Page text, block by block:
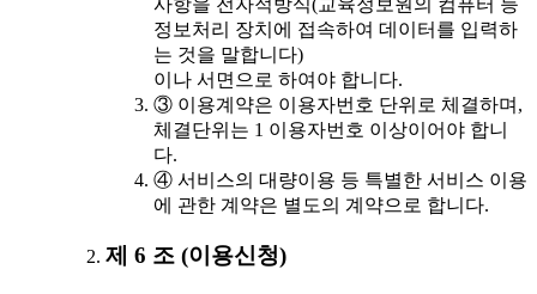
정보처리 장치에 접속하여 데이터를 입력하
는 것을 말합니다)
이나 서면으로 하여야 합니다.
③ 이용계약은 이용자번호 단위로 체결하며,
체결단위는 1 이용자번호 이상이어야 합니
다.
④ 서비스의 대량이용 등 특별한 서비스 이용
에 관한 계약은 별도의 계약으로 합니다.
제 6 조 (이용신청)